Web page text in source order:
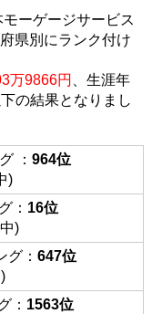
ーゲージサービス
県別にランク付け
万9866円
、生涯年
の結果となりまし
：964位
)
： 16位
)
グ：647位
： 1563位